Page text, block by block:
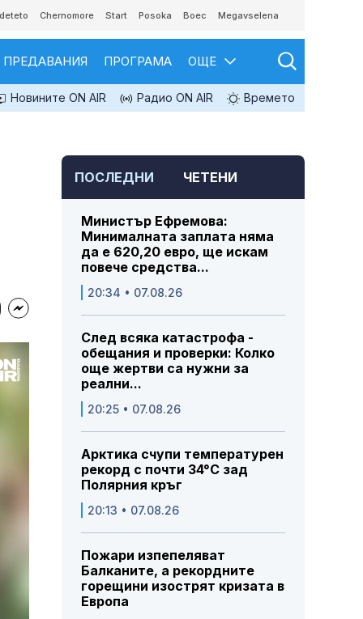
Chernomore Start Posoka Boec Megavselena
ПРЕДАВАНИЯ ПРОГРАМА ОЩЕ
Новините ON AIR Радио ON AIR Времето
ПОСЛЕДНИ ЧЕТЕНИ
Министър Ефремова:
Минималната заплата няма
да е 620,20 евро, ще искам
повече средства...
20:34 • 07.08.26
След всяка катастрофа -
обещания и проверки: Колко
още жертви са нужни за
реални...
20:25 • 07.08.26
Арктика счупи температурен
рекорд с почти 34°C зад
Полярния кръг
20:13 • 07.08.26
Пожари изпепеляват
Балканите, а рекордните
горещини изострят кризата в
Европа